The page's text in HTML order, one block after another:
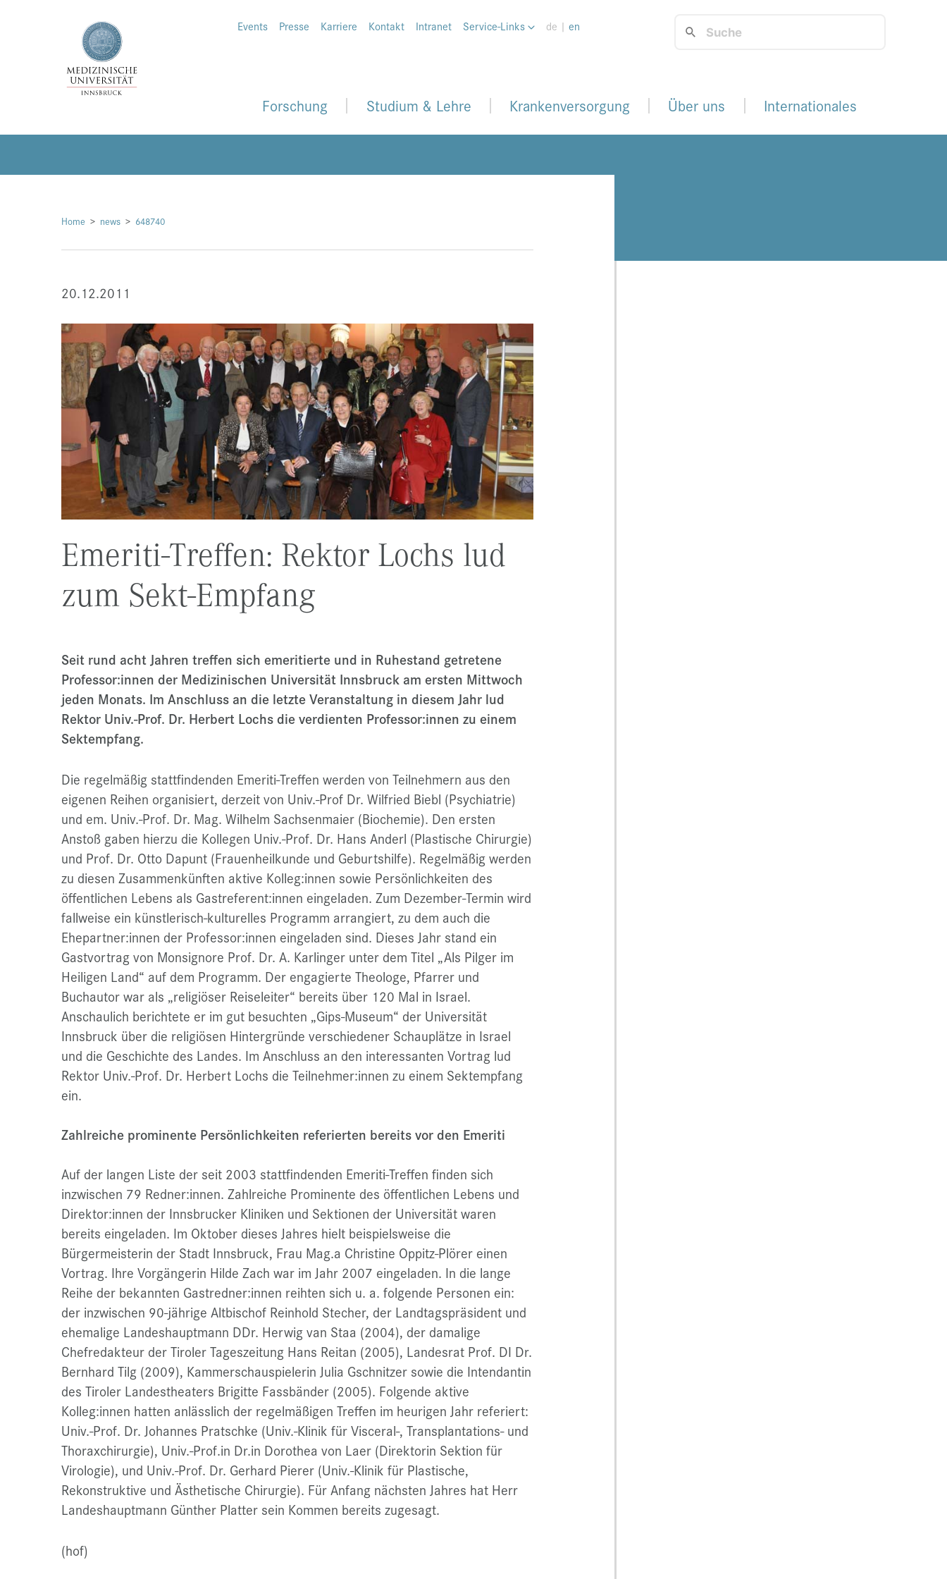
Events Presse Karriere Kontakt Intranet Service-Links de | en
Forschung Studium & Lehre Krankenversorgung Über uns Internationales
Home news 648740
20.12.2011
Emeriti-Treffen: Rektor Lochs lud
zum Sekt-Empfang
Seit rund acht Jahren treffen sich emeritierte und in Ruhestand getretene
Professor:innen der Medizinischen Universität Innsbruck am ersten Mittwoch
jeden Monats. Im Anschluss an die letzte Veranstaltung in diesem Jahr lud
Rektor Univ.-Prof. Dr. Herbert Lochs die verdienten Professor:innen zu einem
Sektempfang.
Die regelmäßig stattfindenden Emeriti-Treffen werden von Teilnehmern aus den
eigenen Reihen organisiert, derzeit von Univ.-Prof Dr. Wilfried Biebl (Psychiatrie)
und em. Univ.-Prof. Dr. Mag. Wilhelm Sachsenmaier (Biochemie). Den ersten
Anstoß gaben hierzu die Kollegen Univ.-Prof. Dr. Hans Anderl (Plastische Chirurgie)
und Prof. Dr. Otto Dapunt (Frauenheilkunde und Geburtshilfe). Regelmäßig werden
zu diesen Zusammenkünften aktive Kolleg:innen sowie Persönlichkeiten des
öffentlichen Lebens als Gastreferent:innen eingeladen. Zum Dezember-Termin wird
fallweise ein künstlerisch-kulturelles Programm arrangiert, zu dem auch die
Ehepartner:innen der Professor:innen eingeladen sind. Dieses Jahr stand ein
Gastvortrag von Monsignore Prof. Dr. A. Karlinger unter dem Titel „Als Pilger im
Heiligen Land“ auf dem Programm. Der engagierte Theologe, Pfarrer und
Buchautor war als „religiöser Reiseleiter“ bereits über 120 Mal in Israel.
Anschaulich berichtete er im gut besuchten „Gips-Museum“ der Universität
Innsbruck über die religiösen Hintergründe verschiedener Schauplätze in Israel
und die Geschichte des Landes. Im Anschluss an den interessanten Vortrag lud
Rektor Univ.-Prof. Dr. Herbert Lochs die Teilnehmer:innen zu einem Sektempfang
ein.
Zahlreiche prominente Persönlichkeiten referierten bereits vor den Emeriti
Auf der langen Liste der seit 2003 stattfindenden Emeriti-Treffen finden sich
inzwischen 79 Redner:innen. Zahlreiche Prominente des öffentlichen Lebens und
Direktor:innen der Innsbrucker Kliniken und Sektionen der Universität waren
bereits eingeladen. Im Oktober dieses Jahres hielt beispielsweise die
Bürgermeisterin der Stadt Innsbruck, Frau Mag.a Christine Oppitz-Plörer einen
Vortrag. Ihre Vorgängerin Hilde Zach war im Jahr 2007 eingeladen. In die lange
Reihe der bekannten Gastredner:innen reihten sich u. a. folgende Personen ein:
der inzwischen 90-jährige Altbischof Reinhold Stecher, der Landtagspräsident und
ehemalige Landeshauptmann DDr. Herwig van Staa (2004), der damalige
Chefredakteur der Tiroler Tageszeitung Hans Reitan (2005), Landesrat Prof. DI Dr.
Bernhard Tilg (2009), Kammerschauspielerin Julia Gschnitzer sowie die Intendantin
des Tiroler Landestheaters Brigitte Fassbänder (2005). Folgende aktive
Kolleg:innen hatten anlässlich der regelmäßigen Treffen im heurigen Jahr referiert:
Univ.-Prof. Dr. Johannes Pratschke (Univ.-Klinik für Visceral-, Transplantations- und
Thoraxchirurgie), Univ.-Prof.in Dr.in Dorothea von Laer (Direktorin Sektion für
Virologie), und Univ.-Prof. Dr. Gerhard Pierer (Univ.-Klinik für Plastische,
Rekonstruktive und Ästhetische Chirurgie). Für Anfang nächsten Jahres hat Herr
Landeshauptmann Günther Platter sein Kommen bereits zugesagt.
(hof)